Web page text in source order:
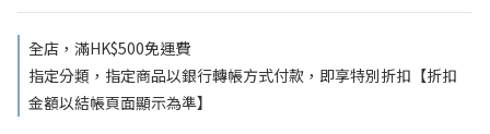
全店，滿HK$500免運費
指定分類，指定商品以銀行轉帳方式付款，即享特別折扣【折扣
金額以結帳頁面顯示為準】